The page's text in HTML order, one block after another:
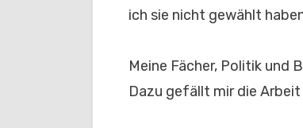
ich sie nicht gewählt
Meine Fächer, Politik und
Dazu gefällt mir die